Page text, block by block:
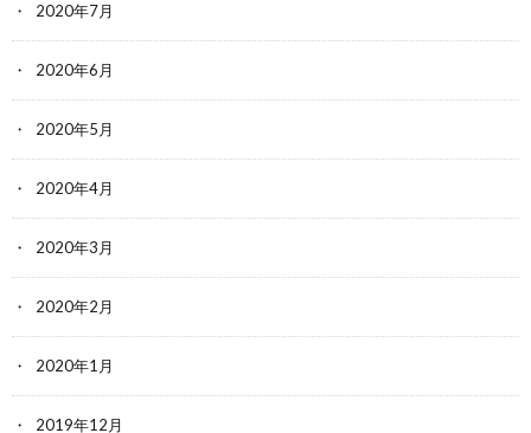
2020年7月
2020年6月
2020年5月
2020年4月
2020年3月
2020年2月
2020年1月
2019年12月